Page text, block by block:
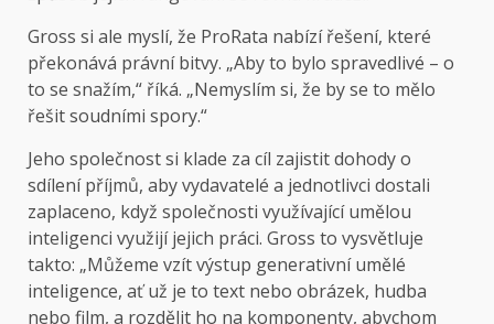
Gross si ale myslí, že ProRata nabízí řešení, které
překonává právní bitvy. „Aby to bylo spravedlivé – o
to se snažím,“ říká. „Nemyslím si, že by se to mělo
řešit soudními spory.“
Jeho společnost si klade za cíl zajistit dohody o
sdílení příjmů, aby vydavatelé a jednotlivci dostali
zaplaceno, když společnosti využívající umělou
inteligenci využijí jejich práci. Gross to vysvětluje
takto: „Můžeme vzít výstup generativní umělé
inteligence, ať už je to text nebo obrázek, hudba
nebo film, a rozdělit ho na komponenty, abychom